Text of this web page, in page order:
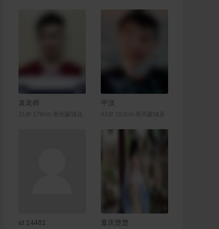
袁老师
31岁 178cm 亳州蒙城县
平淡
43岁 183cm 亳州蒙城县
联系Ta
id:14481 联系Ta
童庆楚楚